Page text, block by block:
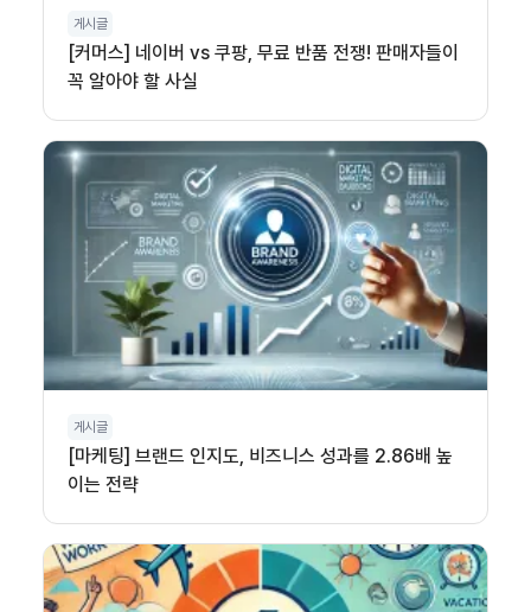
게시글
[커머스] 네이버 vs 쿠팡, 무료 반품 전쟁! 판매자들이
꼭 알아야 할 사실
게시글
[마케팅] 브랜드 인지도, 비즈니스 성과를 2.86배 높
이는 전략